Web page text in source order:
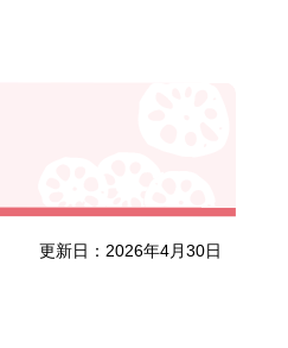
更新日：2026年4月30日